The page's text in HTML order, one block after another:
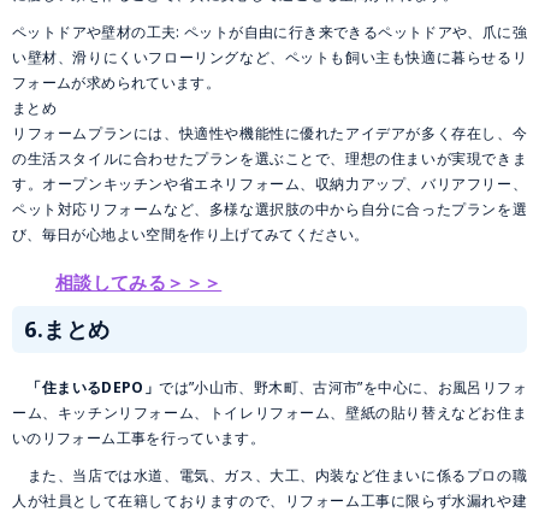
ペットドアや壁材の工夫: ペットが自由に行き来できるペットドアや、爪に強
い壁材、滑りにくいフローリングなど、ペットも飼い主も快適に暮らせるリ
フォームが求められています。
まとめ
リフォームプランには、快適性や機能性に優れたアイデアが多く存在し、今
の生活スタイルに合わせたプランを選ぶことで、理想の住まいが実現できま
す。オープンキッチンや省エネリフォーム、収納力アップ、バリアフリー、
ペット対応リフォームなど、多様な選択肢の中から自分に合ったプランを選
び、毎日が心地よい空間を作り上げてみてください。
相談してみる＞＞＞
6.まとめ
「住まいるDEPO」では”小山市、野木町、古河市”を中心に、お風呂リフォ
ーム、キッチンリフォーム、トイレリフォーム、壁紙の貼り替えなどお住ま
いのリフォーム工事を行っています。
また、当店では水道、電気、ガス、大工、内装など住まいに係るプロの職
人が社員として在籍しておりますので、リフォーム工事に限らず水漏れや建